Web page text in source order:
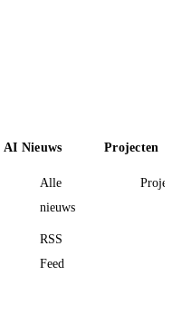
AI Nieuws
Alle
nieuws
RSS
Feed
Projecten